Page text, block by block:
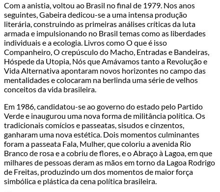
Com a anistia, voltou ao Brasil no final de 1979. Nos anos
seguintes, Gabeira dedicou-se a uma intensa produção
literária, construindo as primeiras análises críticas da luta
armada e impulsionando no Brasil temas como as liberdades
individuais e a ecologia. Livros como O que é isso
Companheiro, O crepúsculo do Macho, Entradas e Bandeiras,
Hóspede da Utopia, Nós que Amávamos tanto a Revolução e
Vida Alternativa apontaram novos horizontes no campo das
mentalidades e colocaram na berlinda uma série de velhos
conceitos da vida brasileira.
Em 1986, candidatou-se ao governo do estado pelo Partido
Verde e inaugurou uma nova forma de militância política. Os
tradicionais comícios e passeatas, sisudos e cinzentos,
ganharam uma nova estética. Dois momentos culminantes
foram a passeata Fala, Mulher, que coloriu a avenida Rio
Branco de rosa e a cobriu de flores, e o Abraço à Lagoa, em que
milhares de pessoas deram as mãos em torno da Lagoa Rodrigo
de Freitas, produzindo um dos momentos de maior força
simbólica e plástica da cena política brasileira.